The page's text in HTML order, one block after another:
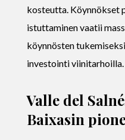
kosteutta. Köynnökset
istuttaminen vaatii
köynnösten
investointi viinitarhoilla.
Valle del
Baixasin